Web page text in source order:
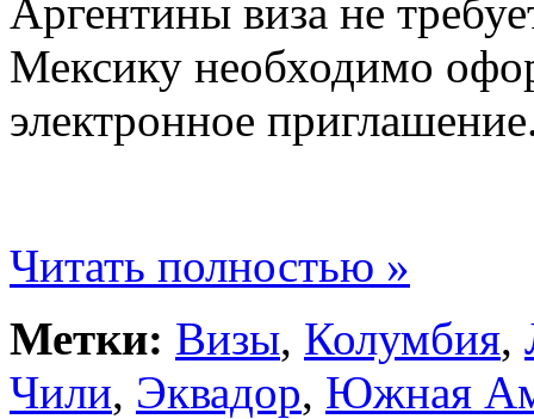
Аргентины виза не
Мексику необходимо
электронное
Читать полностью »
Метки: Визы, Колумбия,
Чили, Эквадор, Южная